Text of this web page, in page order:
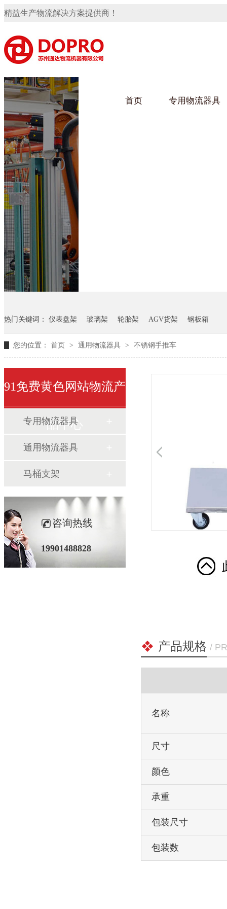
精益生产物流解决方案提供商！
首页 专用物流器具
91免费观看视频架
变速箱托盘
发动机料架
仪表盘料架
消声器料架
手推车
气瓶料架
隐藏式马桶水箱支架
汽车行业
热门关键词： 仪表盘架 玻璃架 轮胎架 AGV货架 钢板箱
您的位置： 首页 > 通用物流器具 > 不锈钢手推车
产品规格 /
名称
尺寸
颜色
承重
包装尺寸
包装数
91免费黄色网站物流产
品中心
专用物流器具
通用物流器具
马桶支架
咨询热线
19901488828